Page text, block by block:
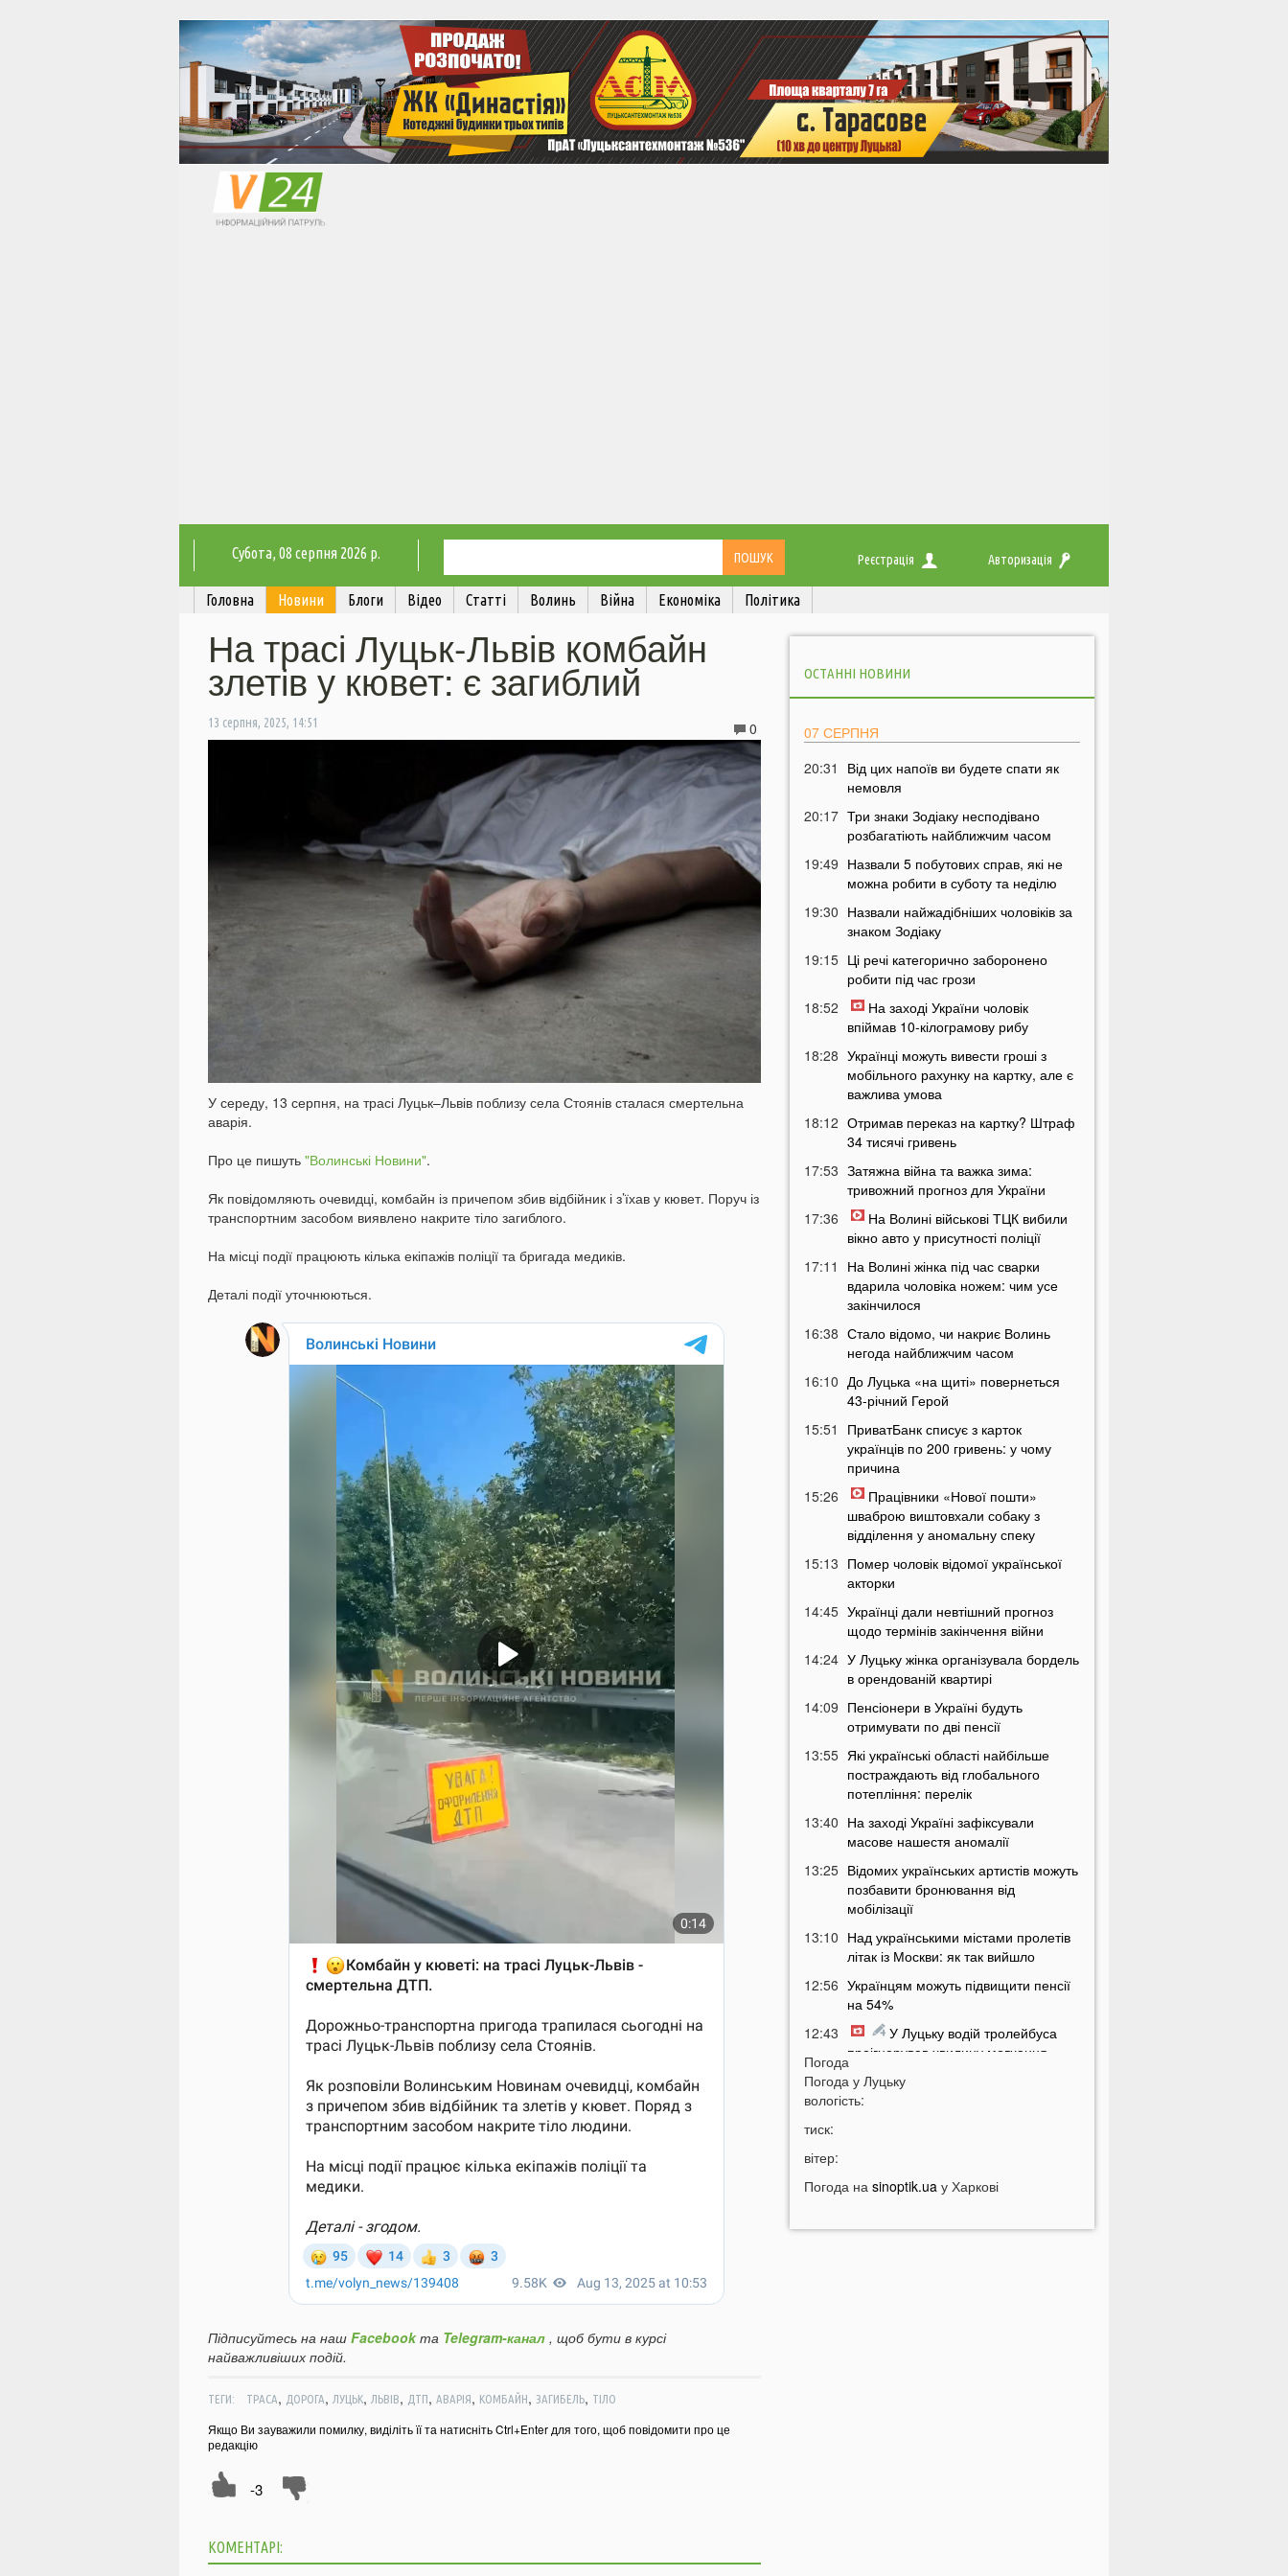
Субота, 08 серпня 2026 р. Реєстрація Авторизація
Головна Новини Блоги Відео Статті Волинь Війна Економіка Політика
На трасі Луцьк-Львів комбайн
злетів у кювет: є загиблий
13 серпня, 2025, 14:51 0
У середу, 13 серпня, на трасі Луцьк–Львів поблизу села Стоянів сталася смертельна
аварія.
Про це пишуть "Волинські Новини".
Як повідомляють очевидці, комбайн із причепом збив відбійник і з’їхав у кювет. Поруч із
транспортним засобом виявлено накрите тіло загиблого.
На місці події працюють кілька екіпажів поліції та бригада медиків.
Деталі події уточнюються.
Підписуйтесь на наш Facebookта Telegram-канал , щоб бути в курсі
найважливіших подій.
ТЕГИ: ТРАСА, ДОРОГА, ЛУЦЬК, ЛЬВІВ, ДТП, АВАРІЯ, КОМБАЙН, ЗАГИБЕЛЬ, ТІЛО
Якщо Ви зауважили помилку, виділіть її та натисніть Ctrl+Enter для того, щоб повідомити про це
редакцію
-3
КОМЕНТАРІ:
ОСТАННІ НОВИНИ
07 СЕРПНЯ
20:31
Від цих напоїв ви будете спати як
немовля
20:17 Три знаки Зодіаку несподівано
розбагатіють найближчим часом
19:49 Назвали 5 побутових справ, які не
можна робити в суботу та неділю
19:30 Назвали найжадібніших чоловіків за
знаком Зодіаку
19:15 Ці речі категорично заборонено
робити під час грози
18:52
На заході України чоловік
впіймав 10-кілограмову рибу
18:28 Українці можуть вивести гроші з
мобільного рахунку на картку, але є
важлива умова
18:12 Отримав переказ на картку? Штраф
34 тисячі гривень
17:53 Затяжна війна та важка зима:
тривожний прогноз для України
17:36
На Волині військові ТЦК вибили
вікно авто у присутності поліції
17:11
На Волині жінка під час сварки
вдарила чоловіка ножем: чим усе
закінчилося
16:38 Стало відомо, чи накриє Волинь
негода найближчим часом
16:10 До Луцька «на щиті» повернеться
43-річний Герой
15:51
ПриватБанк списує з карток
українців по 200 гривень: у чому
причина
15:26
Працівники «Нової пошти»
шваброю виштовхали собаку з
відділення у аномальну спеку
15:13 Помер чоловік відомої української
акторки
14:45 Українці дали невтішний прогноз
щодо термінів закінчення війни
14:24 У Луцьку жінка організувала бордель
в орендованій квартирі
14:09 Пенсіонери в Україні будуть
отримувати по дві пенсії
13:55 Які українські області найбільше
постраждають від глобального
потепління: перелік
13:40 На заході Україні зафіксували
масове нашестя аномалії
13:25 Відомих українських артистів можуть
позбавити бронювання від
мобілізації
13:10 Над українськими містами пролетів
літак із Москви: як так вийшло
12:56 Українцям можуть підвищити пенсії
на 54%
12:43
У Луцьку водій тролейбуса
проігнорував хвилину мовчання
12:26 На Волині від удару блискавки
загорілися дві споруди
12:07
Україні загрожує дефіцит води: які
регіони під загрозою
11:27 Чоловік кинув гранату в кабінет
Погода
Погода у Луцьку
вологість:
тиск:
вітер:
Погода на sinoptik.uaу Харкові